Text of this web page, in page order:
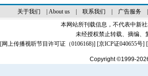
关于我们 About us| 联系我们 广告服务
本网站所刊载信息，不代表中新
未经授权禁止转载、摘编、
[网上传播视听节目许可证（0106168)] [京ICP证040655号]
Copyright ©1999-